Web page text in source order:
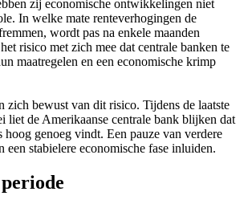
zij economische ontwikkelingen niet
In welke mate renteverhogingen de
wordt pas na enkele maanden
risico met zich mee dat centrale banken te
maatregelen en een economische krimp
zich bewust van dit risico. Tijdens de laatste
liet de Amerikaanse centrale bank blijken dat
hoog genoeg vindt. Een pauze van verdere
een stabielere economische fase inluiden.